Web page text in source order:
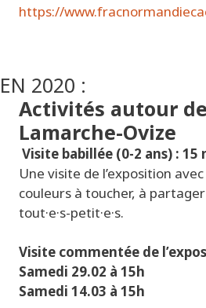
https://
EN 2020 :
Activités autour
Lamarche-Ovize
Visite babillée (0-2 ans) : 15
Une visite de l’exposition
couleurs à toucher, à
tout·e·s-petit·e·s.
Visite commentée de
Samedi 29.02 à 15h
Samedi 14.03 à 15h